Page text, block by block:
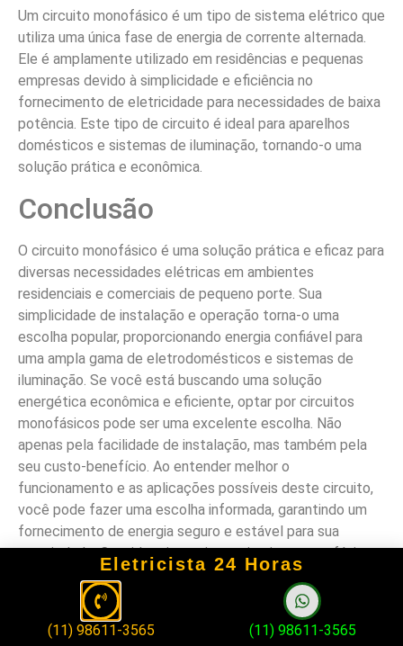
Um circuito monofásico é um tipo de sistema elétrico que
utiliza uma única fase de energia de corrente alternada.
Ele é amplamente utilizado em residências e pequenas
empresas devido à simplicidade e eficiência no
fornecimento de eletricidade para necessidades de baixa
potência. Este tipo de circuito é ideal para aparelhos
domésticos e sistemas de iluminação, tornando-o uma
solução prática e econômica.
Conclusão
O circuito monofásico é uma solução prática e eficaz para
diversas necessidades elétricas em ambientes
residenciais e comerciais de pequeno porte. Sua
simplicidade de instalação e operação torna-o uma
escolha popular, proporcionando energia confiável para
uma ampla gama de eletrodomésticos e sistemas de
iluminação. Se você está buscando uma solução
energética econômica e eficiente, optar por circuitos
monofásicos pode ser uma excelente escolha. Não
apenas pela facilidade de instalação, mas também pela
seu custo-benefício. Ao entender melhor o
funcionamento e as aplicações possíveis deste circuito,
você pode fazer uma escolha informada, garantindo um
fornecimento de energia seguro e estável para sua
propriedade. Considere investir em circuitos monofásicos
para otimizar seu consumo de energia elétrica,
aproveitando ao máximo os benefícios que oferecem.
FAQ
Eletricista 24 Horas
(11) 98611-3565 (11) 98611-3565